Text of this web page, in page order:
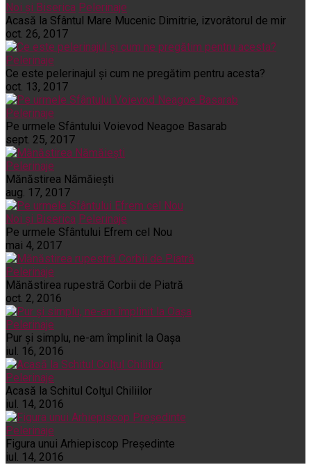
Noi și Biserica Pelerinaje
Acasă la Sfântul Mare Mucenic Dimitrie, izvorâtorul de mir
oct. 26, 2017
Pelerinaje
Ce este pelerinajul şi cum ne pregătim pentru acesta?
oct. 13, 2017
Pelerinaje
Pe urmele Sfântului Voievod Neagoe Basarab
sept. 25, 2017
Pelerinaje
Mănăstirea Nămăiești
aug. 17, 2017
Noi și Biserica Pelerinaje
Pe urmele Sfântului Efrem cel Nou
mai 4, 2017
Pelerinaje
Mănăstirea rupestră Corbii de Piatră
oct. 2, 2016
Pelerinaje
Pur şi simplu, ne-am împlinit la Oaşa
iul. 16, 2016
Pelerinaje
Acasă la Schitul Colţul Chiliilor
iul. 14, 2016
Pelerinaje
Figura unui Arhiepiscop Preşedinte
iul. 14, 2016